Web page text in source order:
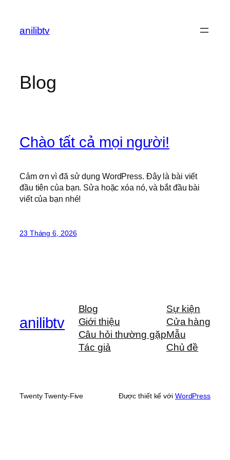
phầnanilibtv
Blog
Chào tất cả mọi người!
Cảm ơn vì đã sử dụng WordPress. Đây là bài viết
đầu tiên của bạn. Sửa hoặc xóa nó, và bắt đầu bài
viết của bạn nhé!
23 Tháng 6, 2026
anilibtv
Blog
Giới thiệu
Câu hỏi thường gặp
Tác giả
Sự kiện
Cửa hàng
Mẫu
Chủ đề
Twenty Twenty-Five Được thiết kế với WordPress